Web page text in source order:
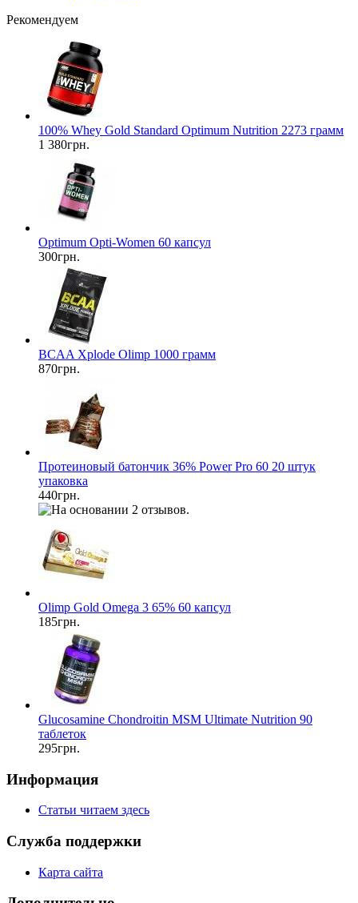
Рекомендуем
100% Whey Gold Standard Optimum Nutrition 2273 грамм
1 380грн.
Optimum Opti-Women 60 капсул
300грн.
BCAA Xplode Olimp 1000 грамм
870грн.
Протеиновый батончик 36% Power Pro 60 20 штук
упаковка
440грн.
Olimp Gold Omega 3 65% 60 капсул
185грн.
Glucosamine Chondroitin MSM Ultimate Nutrition 90
таблеток
295грн.
Информация
Статьи читаем здесь
Служба поддержки
Карта сайта